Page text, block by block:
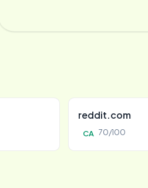
reddit.com
CA 70/100